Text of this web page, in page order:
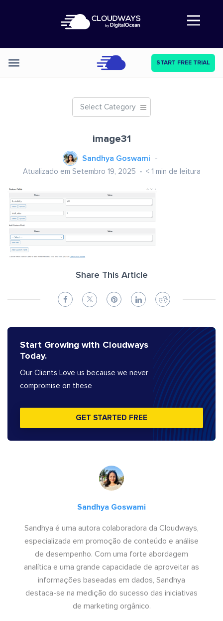
Abre a navegação
Categories START FREE TRIAL
Select Category
image31
Sandhya Goswami
Atualizado em Setembro 19, 2025 < 1 min de leitura
Share This Article
Start Growing with Cloudways
Today.
Our Clients Love us because we never
compromise on these
GET STARTED FREE
Sandhya Goswami
Sandhya é uma autora colaboradora da Cloudways,
especializada em promoção de conteúdo e análise
de desempenho. Com uma forte abordagem
analítica e uma grande capacidade de aproveitar as
informações baseadas em dados, Sandhya
destaca-se na medição do sucesso das iniciativas
de marketing orgânico.